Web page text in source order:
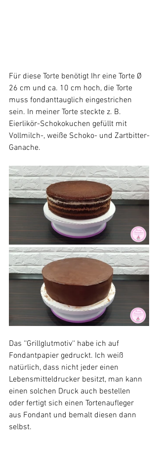
Für diese Torte benötigt Ihr eine Torte Ø
26 cm und ca. 10 cm hoch, die Torte
muss fondanttauglich eingestrichen
sein. In meiner Torte steckte z. B.
Eierlikör-Schokokuchen gefüllt mit
Vollmilch-, weiße Schoko- und Zartbitter-
Ganache.
Das ‘‘Grillglutmotiv‘‘ habe ich auf
Fondantpapier gedruckt. Ich weiß
natürlich, dass nicht jeder einen
Lebensmitteldrucker besitzt, man kann
einen solchen Druck auch bestellen
oder fertigt sich einen Tortenaufleger
aus Fondant und bemalt diesen dann
selbst.